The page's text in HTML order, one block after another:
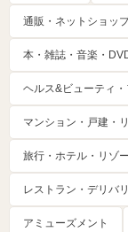
通販・ネットショッ
本・雑誌・音楽・
ヘルス&ビューティ
マンション・戸建・
旅行・ホテル・リゾ
レストラン・デリバ
アミューズメント